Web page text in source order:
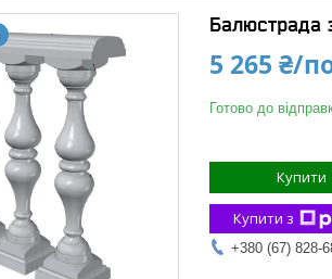
Балюстрада
5 265 ₴/
Готово до
Купити
Купити з
+380 (67) 828-